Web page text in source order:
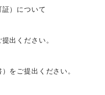
メ・ガジェット
）について
出ください。
をご提出ください。